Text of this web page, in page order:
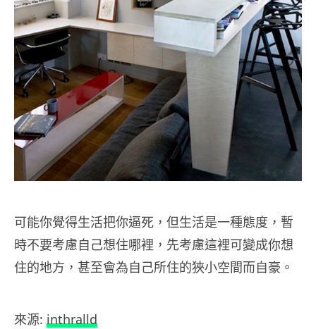
可能你覺得生活把你逼死，但生活是一種態度，暫
時不要考慮自己想住哪裡，先考慮這裡可變成你想
住的地方，甚至會為自己所住的狹小空間而自豪。
來源: inthralld